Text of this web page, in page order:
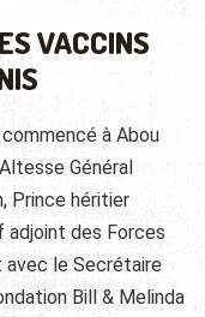
VACCINS
à Abou
Général
Prince héritier
adjoint des Forces
avec le Secrétaire
Bill & Melinda